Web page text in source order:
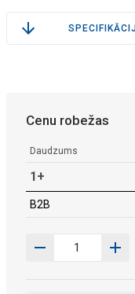
Cenu robežas
Daudzums
1+
B2B